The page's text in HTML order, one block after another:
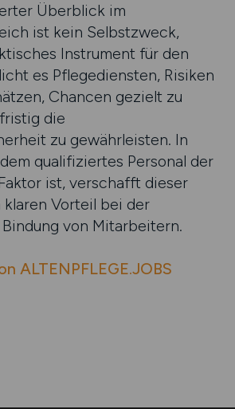
Überblick im
ist kein Selbstzweck,
Instrument für den
es Pflegediensten, Risiken
Chancen gezielt zu
die
zu gewährleisten. In
qualifiziertes Personal der
ist, verschafft dieser
Vorteil bei der
von Mitarbeitern.
ALTENPFLEGE.JOBS